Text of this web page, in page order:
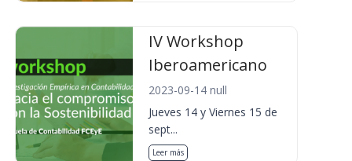
IV Workshop
Iberoamericano
2023-09-14 null
Jueves 14 y Viernes 15 de
sept...
Leer más